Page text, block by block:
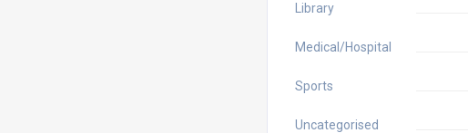
Library
Medical/Hospital
Sports
Uncategorised